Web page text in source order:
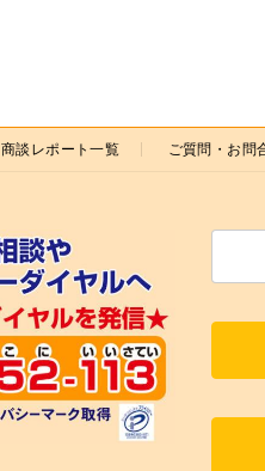
商談レポート一覧 ご質問・お問